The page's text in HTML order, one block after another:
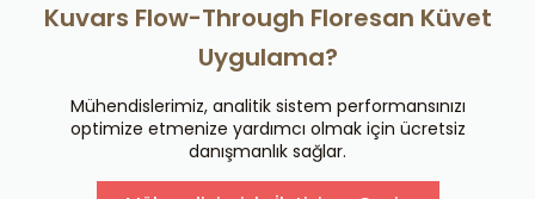
Kuvars Flow-Through Floresan Küvet
Uygulama?
Mühendislerimiz, analitik sistem performansınızı
optimize etmenize yardımcı olmak için ücretsiz
danışmanlık sağlar.